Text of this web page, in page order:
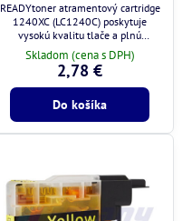
READYtoner atramentový cartridge
1240XC (LC1240C) poskytuje
vysokú kvalitu tlače a plnú
kompatibilitu s tlačiarňami Brother.
Skladom (cena s DPH)
2,78 €
Do košíka